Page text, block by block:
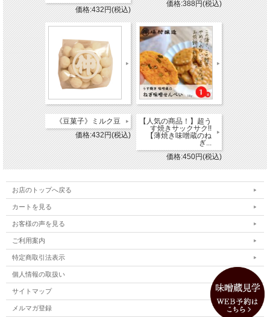
価格:432円(税込)
価格:388円(税込)
《豆菓子》ミルク豆
価格:432円(税込)
【人気の商品！】超う
す焼きサックサク!!
【薄焼き味噌蔵のね
ぎ...
価格:450円(税込)
お店のトップへ戻る
カートを見る
お客様の声を見る
ご利用案内
特定商取引法表示
個人情報の取扱い
サイトマップ
メルマガ登録